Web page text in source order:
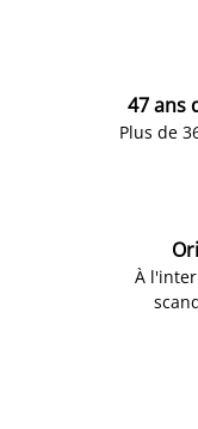
47 ans
Plus de
À